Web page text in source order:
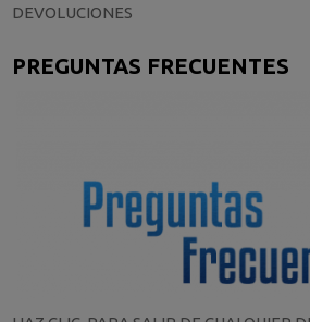
DEVOLUCIONES
PREGUNTAS FRECUENTES